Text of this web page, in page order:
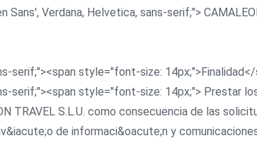
Verdana, Helvetica, sans-serif;">
serif;"><span style="font-size:
serif;"><span style="font-size: 14px;"> Prestar
TRAVEL S.L.U. como consecuencia de las
de informaci&oacute;n y